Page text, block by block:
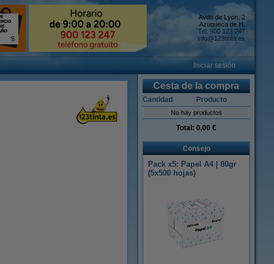
Avda de Lyon, 2
Azuqueca de H.
Tel: 900 123 247
info@123tinta.es
Iniciar sesión
Cesta de la compra
Cantidad Producto
No hay productos
Total: 0,00 €
Consejo
Pack x5: Papel A4 | 80gr
(5x500 hojas)